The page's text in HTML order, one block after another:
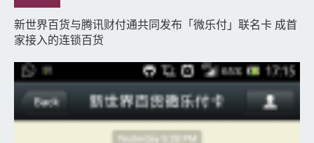
新世界百货与腾讯财付通共同发布「微乐付」联名卡 成首
家接入的连锁百货